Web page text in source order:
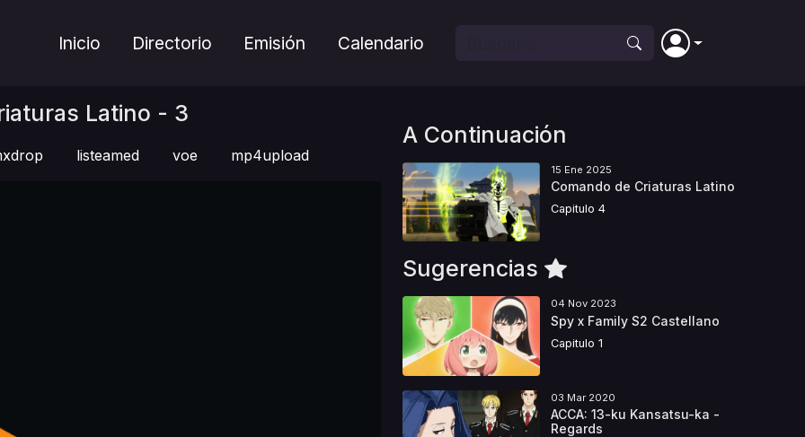
Inicio Directorio Emisión Calendario
Latino - 3
listeamed voe mp4upload
A Continuación
15 Ene 2025
Comando de Criaturas Latino
Capitulo 4
Sugerencias
04 Nov 2023
Spy x Family S2 Castellano
Capitulo 1
03 Mar 2020
ACCA: 13-ku Kansatsu-ka -
Regards